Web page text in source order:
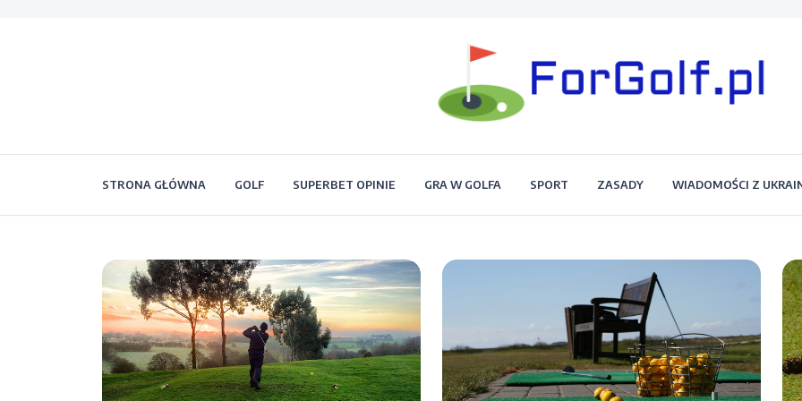
Forgolf.pl
STRONA GŁÓWNA GOLF SUPERBET OPINIE GRA W GOLFA SPORT ZASADY WIADOMOŚCI Z